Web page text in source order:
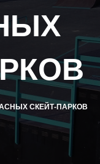
СКЕЙТ-ПАРКОВ